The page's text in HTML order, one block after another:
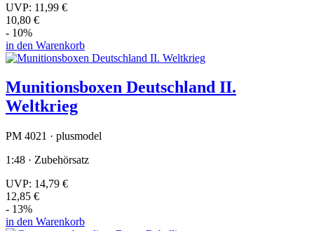
UVP: 11,99 €
10,80 €
- 10%
in den Warenkorb
Munitionsboxen Deutschland II.
Weltkrieg
PM 4021 · plusmodel
1:48 · Zubehörsatz
UVP: 14,79 €
12,85 €
- 13%
in den Warenkorb